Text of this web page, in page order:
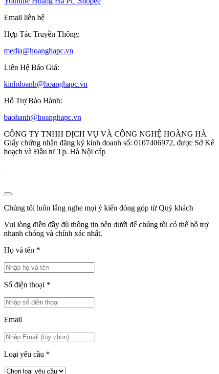
Email liên hệ
Hợp Tác Truyền Thông:
media@hoanghapc.vn
Liên Hệ Báo Giá:
kinhdoanh@hoanghapc.vn
Hỗ Trợ Bảo Hành:
baohanh@hoanghapc.vn
CÔNG TY TNHH DỊCH VỤ VÀ CÔNG NGHỆ HOÀNG HÀ
Giấy chứng nhận đăng ký kinh doanh số: 0107406972, được Sở Kế
hoạch và Đầu tư Tp. Hà Nội cấp
Chúng tôi luôn lắng nghe mọi ý kiến đóng góp từ Quý khách
Vui lòng điền đầy đủ thông tin bên dưới để chúng tôi có thể hỗ trợ
nhanh chóng và chính xác nhất.
Họ và tên *
Số điện thoại *
Email
Loại yêu cầu *